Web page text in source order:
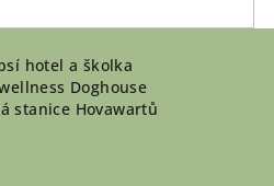
hotel a školka
Doghouse
stanice Hovawartů